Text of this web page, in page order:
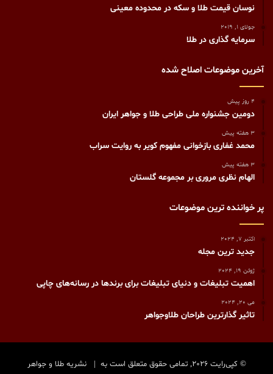
نوسان قیمت طلا و سکه در محدوده معینی
جولای 1, 2019
سرمایه گذاری در طلا
آخرین موضوعات اصلاح شده
4 روز پیش
دومین جشنواره ملی طراحی طلا و جواهر ایران
3 هفته پیش
محمد غفاری بازخوانی مفهوم کویر به روایت سراب
3 هفته پیش
الهام نظری مروری بر مجموعه گلستان
پر خواننده ترین موضوعات
اکتبر 7, 2024
جدید ترین مجله
ژوئن 19, 2024
اهمیت تبلیغات و دنیای تبلیغات برای برندها در رسانه‌های چاپی
می 20, 2024
تاثیر گذارترین طراحان طلاوجواهر
© کپی‌رایت 2026, تمامی حقوق متعلق است به | نشریه طلا و جواهر